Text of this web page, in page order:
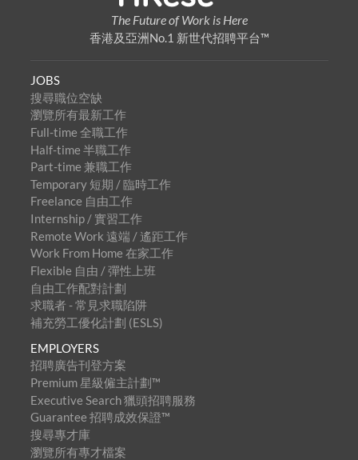
The Future of Work is Here
香港及亞洲No.1 新世代招聘平台™
JOBS
搜尋職位空缺
瀏覽所有最新工作
Full-time 全職工作
Half-time 半職工作
Part-time 兼職工作
Temporary 短期 / 臨時工作
Freelance 自由工作
Internship / 實習工作
Remote Work 遠端 / 遙距工作
Work From Home 在家工作
Flexible 自由 / 彈性上班
自由工作配對計劃
求職者 - 常見求職陷阱
補充勞工優化計劃 (ESLS)
EMPLOYERS
招聘廣告刊登方案
Premium 星級僱主計劃™
Executive Search 獵頭招聘服務
Guarantee 招聘成效保證™
搜尋專才庫
瀏覽所有專才檔案